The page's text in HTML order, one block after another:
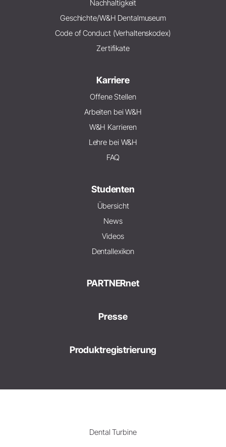
Nachhaltigkeit
Geschichte/W&H Dentalmuseum
Code of Conduct (Verhaltenskodex)
Zertifikate
Karriere
Offene Stellen
Arbeiten bei W&H
W&H Karrieren
Lehre bei W&H
FAQ
Studenten
Übersicht
News
Videos
Dentallexikon
PARTNERnet
Presse
Produktregistrierung
Dental Turbine